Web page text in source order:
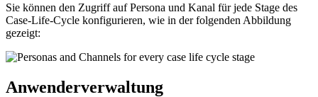
Sie können den Zugriff auf Persona und Kanal für jede Stage des
Case-Life-Cycle konfigurieren, wie in der folgenden Abbildung
gezeigt:
Anwenderverwaltung